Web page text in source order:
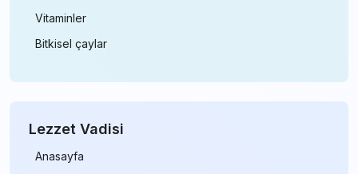
Vitaminler
Bitkisel çaylar
Lezzet Vadisi
Anasayfa